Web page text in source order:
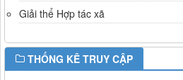
Giải thể Hợp tác xã
THỐNG KÊ TRUY CẬP